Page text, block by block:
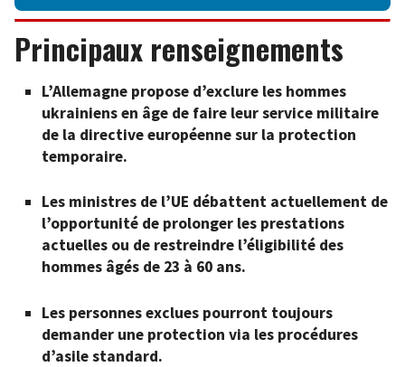
Principaux renseignements
L’Allemagne propose d’exclure les hommes
ukrainiens en âge de faire leur service militaire
de la directive européenne sur la protection
temporaire.
Les ministres de l’UE débattent actuellement de
l’opportunité de prolonger les prestations
actuelles ou de restreindre l’éligibilité des
hommes âgés de 23 à 60 ans.
Les personnes exclues pourront toujours
demander une protection via les procédures
d’asile standard.